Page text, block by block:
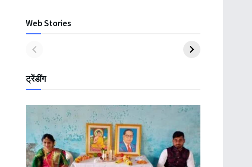
Web Stories
ट्रेंडींग